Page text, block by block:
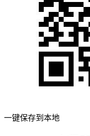
一键保存到本地